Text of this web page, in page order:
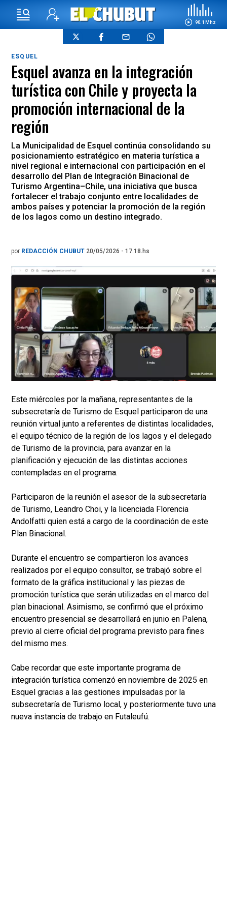
90.1 Mhz
ESQUEL
Esquel avanza en la integración
turística con Chile y proyecta la
promoción internacional de la
región
La Municipalidad de Esquel continúa consolidando su
posicionamiento estratégico en materia turística a
nivel regional e internacional con participación en el
desarrollo del Plan de Integración Binacional de
Turismo Argentina–Chile, una iniciativa que busca
fortalecer el trabajo conjunto entre localidades de
ambos países y potenciar la promoción de la región
de los lagos como un destino integrado.
por REDACCIÓN CHUBUT 20/05/2026 - 17.18.hs
Este miércoles por la mañana, representantes de la
subsecretaría de Turismo de Esquel participaron de una
reunión virtual junto a referentes de distintas localidades,
el equipo técnico de la región de los lagos y el delegado
de Turismo de la provincia, para avanzar en la
planificación y ejecución de las distintas acciones
contempladas en el programa.
Participaron de la reunión el asesor de la subsecretaría
de Turismo, Leandro Choi, y la licenciada Florencia
Andolfatti quien está a cargo de la coordinación de este
Plan Binacional.
Durante el encuentro se compartieron los avances
realizados por el equipo consultor, se trabajó sobre el
formato de la gráfica institucional y las piezas de
promoción turística que serán utilizadas en el marco del
plan binacional. Asimismo, se confirmó que el próximo
encuentro presencial se desarrollará en junio en Palena,
previo al cierre oficial del programa previsto para fines
del mismo mes.
Cabe recordar que este importante programa de
integración turística comenzó en noviembre de 2025 en
Esquel gracias a las gestiones impulsadas por la
subsecretaría de Turismo local, y posteriormente tuvo una
nueva instancia de trabajo en Futaleufú.